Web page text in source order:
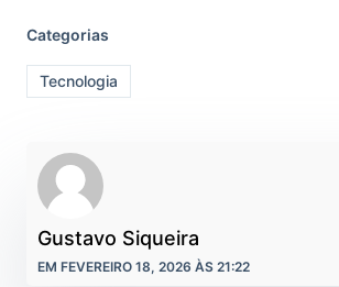
Categorias
Tecnologia
Gustavo Siqueira
EM FEVEREIRO 18, 2026 ÀS 21:22